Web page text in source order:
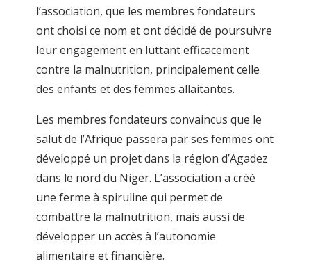
l’association, que les membres fondateurs
ont choisi ce nom et ont décidé de poursuivre
leur engagement en luttant efficacement
contre la malnutrition, principalement celle
des enfants et des femmes allaitantes.
Les membres fondateurs convaincus que le
salut de l’Afrique passera par ses femmes ont
développé un projet dans la région d’Agadez
dans le nord du Niger. L’association a créé
une ferme à spiruline qui permet de
combattre la malnutrition, mais aussi de
développer un accès à l’autonomie
alimentaire et financière.